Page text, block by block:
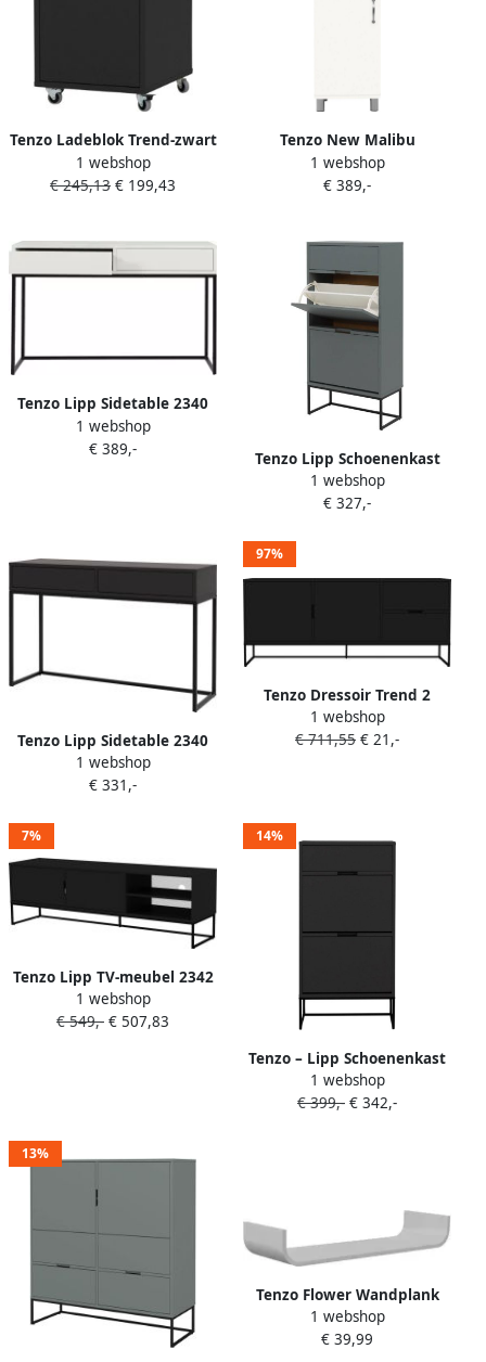
Tenzo Ladeblok Trend-zwart
1 webshop
€ 245,13 € 199,43
Tenzo New Malibu
Vitrinekast White
1 webshop
€ 389,-
Tenzo Lipp Sidetable 2340
Cotton White
1 webshop
€ 389,-
Tenzo Lipp Schoenenkast
B58 X D28 X H116 Cm Mist
Groen
1 webshop
€ 327,-
Tenzo Lipp Sidetable 2340
Shadow Black
1 webshop
€ 331,-
97%
Tenzo Dressoir Trend 2
draaideuren en 2 lades-
zwart
1 webshop
€ 711,55 € 21,-
7%
Tenzo Lipp TV-meubel 2342
Shadow Black
1 webshop
€ 549,- € 507,83
14%
Tenzo – Lipp Schoenenkast
2362 Shadow Black
1 webshop
€ 399,- € 342,-
13%
Tenzo Flower Wandplank
Wen Grijs
1 webshop
€ 39,99